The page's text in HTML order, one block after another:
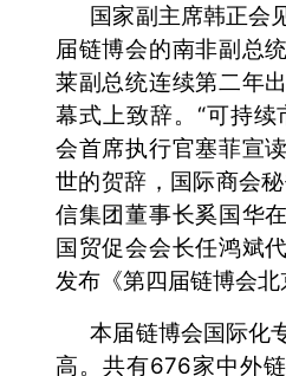
国家副主席韩正会
届链博会的南非副总
莱副总统连续第二年
幕式上致辞。“可持续
会首席执行官塞菲宣
世的贺辞，国际商会
信集团董事长奚国华
国贸促会会长任鸿斌
发布《第四届链博会北
本届链博会国际化
高。共有676家中外